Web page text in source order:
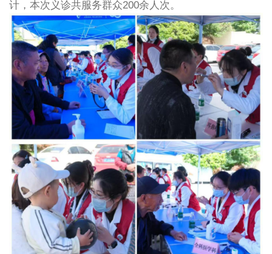
计，本次义诊共服务群众200余人次。